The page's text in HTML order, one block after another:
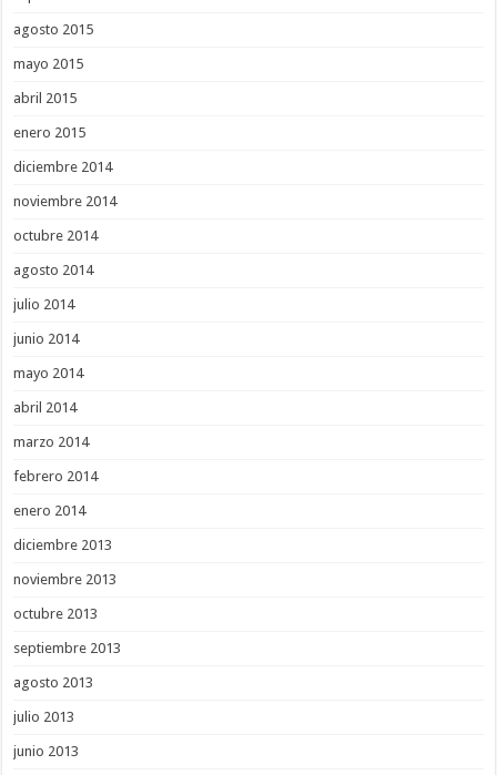
agosto 2015
mayo 2015
abril 2015
enero 2015
diciembre 2014
noviembre 2014
octubre 2014
agosto 2014
julio 2014
junio 2014
mayo 2014
abril 2014
marzo 2014
febrero 2014
enero 2014
diciembre 2013
noviembre 2013
octubre 2013
septiembre 2013
agosto 2013
julio 2013
junio 2013